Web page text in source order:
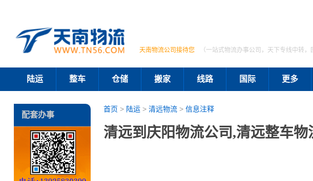
天南物流公司接待您 （一站式物流办事公司，天下专线中转，
陆运 整车 仓储 搬家 线路 国际 更多
首页 > 陆运> 清远物流> 信息注释
清远到庆阳物流公司,清远整车
配套办事